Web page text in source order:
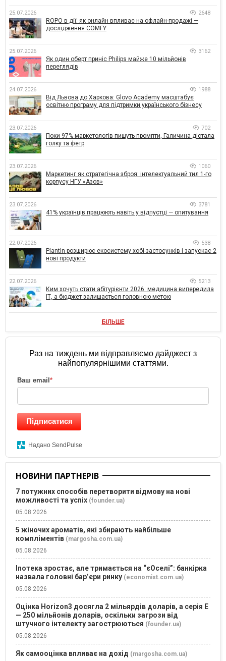
25.07.2026 2648
ROPO в дії: як онлайн впливає на офлайн-продажі —
дослідження COMFY
25.07.2026 3162
Як один оберт приніс Philips майже 10 мільйонів
переглядів
24.07.2026 1988
Від Львова до Харкова: Glovo Academy масштабує
освітню програму для підтримки українського бізнесу
23.07.2026 702
Поки 97% маркетологів пишуть промпти, Галичина дістала
голку та фетр
23.07.2026 1060
Маркетинг як стратегічна зброя: інтелектуальний тил 1-го
корпусу НГУ «Азов»
23.07.2026 3781
41% українців працюють навіть у відпустці — опитування
22.07.2026 538
PlantIn розширює екосистему хобі-застосунків і запускає 2
нові продукти
22.07.2026 5213
Ким хочуть стати абітурієнти 2026: медицина випередила
ІТ, а бюджет залишається головною метою
БІЛЬШЕ
Раз на тиждень ми відправляємо дайджест з
найпопулярнішими статтями.
Ваш email *
Підписатися
Надано SendPulse
НОВИНИ ПАРТНЕРІВ
7 потужних способів перетворити відмову на нові
можливості та успіх (founder.ua)
05.08.2026
5 жіночих ароматів, які збирають найбільше
компліментів (margosha.com.ua)
05.08.2026
Іпотека зростає, але тримається на “єОселі”: банкірка
назвала головні бар’єри ринку (economist.com.ua)
05.08.2026
Оцінка Horizon3 досягла 2 мільярдів доларів, а серія E
— 250 мільйонів доларів, оскільки загрози від
штучного інтелекту загострюються (founder.ua)
05.08.2026
Як самооцінка впливає на дохід (margosha.com.ua)